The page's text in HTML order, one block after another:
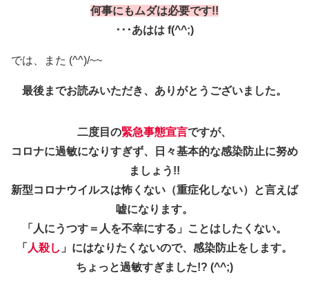
何事にもムダは必要です!!
･･･あはは f(^^;)
では、また (^^)/~~
最後までお読みいただき、ありがとうございました。
二度目の緊急事態宣言ですが、
コロナに過敏になりすぎず、日々基本的な感染防止に努め
ましょう!!
新型コロナウイルスは怖くない（重症化しない）と言えば
嘘になります。
「人にうつす＝人を不幸にする」ことはしたくない。
「 人殺し 」にはなりたくないので、感染防止をします。
ちょっと過敏すぎました!? (^^;)